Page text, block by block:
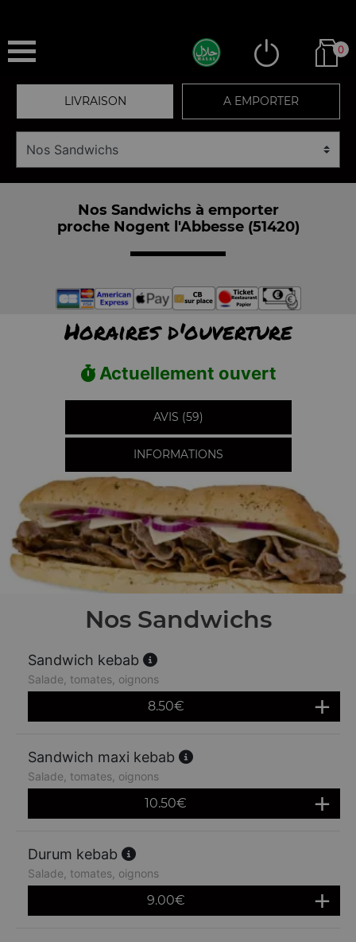
0
LIVRAISON A EMPORTER
Nos Sandwichs à emporter
proche Nogent l'Abbesse (51420)
Horaires d'ouverture
Actuellement ouvert
AVIS (59)
INFORMATIONS
Nos Sandwichs
Sandwich kebab
Salade, tomates, oignons
8.50€
Sandwich maxi kebab
Salade, tomates, oignons
10.50€
Durum kebab
Salade, tomates, oignons
9.00€